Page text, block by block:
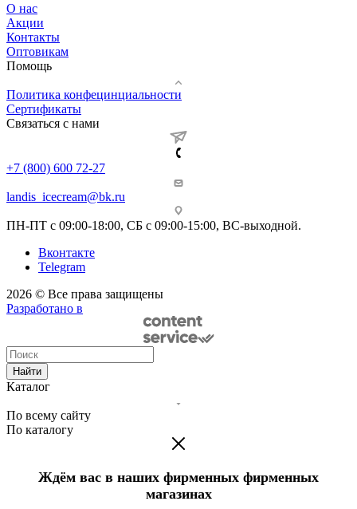
О нас
Акции
Контакты
Оптовикам
Помощь
Политика конфецинциальности
Сертификаты
Связаться с нами
+7 (800) 600 72-27
landis_icecream@bk.ru
ПН-ПТ с 09:00-18:00, СБ с 09:00-15:00, ВС-выходной.
Вконтакте
Telegram
2026 © Все права защищены
Разработано в
Найти
Каталог
По всему сайту
По каталогу
Ждём вас в наших фирменных фирменных
магазинах